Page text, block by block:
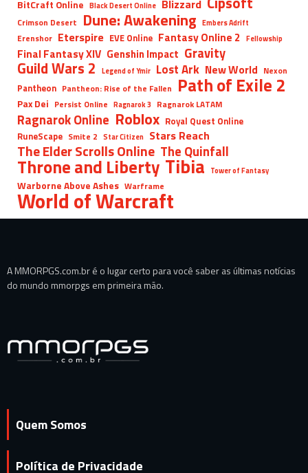
BitCraft Online Black Desert Online Blizzard
Crimson Desert Dune: Awakening Embers Adrift
Erenshor Eterspire EVE Online Fantasy Online 2 Fellowship
Final Fantasy XIV Genshin Impact Gravity
Guild Wars 2 Legend of Ymir Lost Ark New World Nexon
Pantheon Pantheon: Rise of the Fallen Path of Exile 2
Pax Dei Persist Online Ragnarok 3 Ragnarok LATAM
Ragnarok Online Roblox Royal Quest Online
RuneScape Smite 2 Star Citizen Stars Reach
The Elder Scrolls Online The Quinfall
Throne and Liberty Tibia Tower of Fantasy
Warborne Above Ashes Warframe
World of Warcraft
A MMORPGS.com.br é o lugar certo para você saber as últimas notícias
do mundo mmorpgs em primeira mão.
Quem Somos
Política de Privacidade